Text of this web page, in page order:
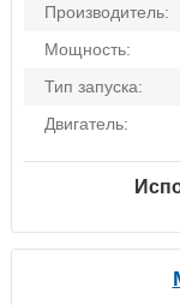
Производитель:
Мощность:
Тип запуска:
Двигатель: